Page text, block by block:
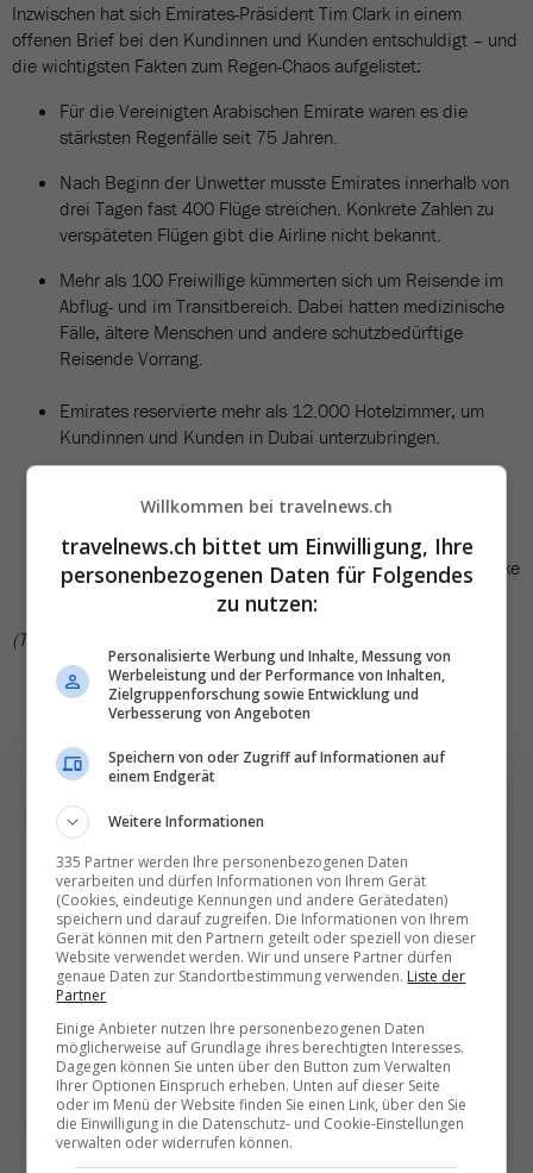
Inzwischen hat sich Emirates-Präsident Tim Clark in einem
offenen Brief bei den Kundinnen und Kunden entschuldigt – und
die wichtigsten Fakten zum Regen-Chaos aufgelistet:
Für die Vereinigten Arabischen Emirate waren es die
stärksten Regenfälle seit 75 Jahren.
Nach Beginn der Unwetter musste Emirates innerhalb von
drei Tagen fast 400 Flüge streichen. Konkrete Zahlen zu
verspäteten Flügen gibt die Airline nicht bekannt.
Mehr als 100 Freiwillige kümmerten sich um Reisende im
Abflug- und im Transitbereich. Dabei hatten medizinische
Fälle, ältere Menschen und andere schutzbedürftige
Reisende Vorrang.
Emirates reservierte mehr als 12.000 Hotelzimmer, um
Kundinnen und Kunden in Dubai unterzubringen.
Emirates hat ein Team zusammengestellt, das sich darum
kümmert, dass rund 30'000 zurückgelassene Gepäckstücke
wieder zu ihren Eigentümern kommen.
(TN)
Die wichtigsten und
besten News direkt in
Ihr E‑Mail-Postfach
Täglich oder wöchentlich, mit mehr Insights oder
NEWSLETTER ENTDECKEN
Willkommen bei travelnews.ch
travelnews.ch bittet um Einwilligung, Ihre
personenbezogenen Daten für Folgendes
zu nutzen:
Personalisierte Werbung und Inhalte, Messung von
Werbeleistung und der Performance von Inhalten,
Zielgruppenforschung sowie Entwicklung und
Verbesserung von Angeboten
Speichern von oder Zugriff auf Informationen auf
einem Endgerät
Weitere Informationen
335 Partner werden Ihre personenbezogenen Daten
verarbeiten und dürfen Informationen von Ihrem Gerät
(Cookies, eindeutige Kennungen und andere Gerätedaten)
speichern und darauf zugreifen. Die Informationen von Ihrem
Gerät können mit den Partnern geteilt oder speziell von dieser
Website verwendet werden. Wir und unsere Partner dürfen
genaue Daten zur Standortbestimmung verwenden. Liste der
Partner
Einige Anbieter nutzen Ihre personenbezogenen Daten
möglicherweise auf Grundlage ihres berechtigten Interesses.
Dagegen können Sie unten über den Button zum Verwalten
Ihrer Optionen Einspruch erheben. Unten auf dieser Seite
oder im Menü der Website finden Sie einen Link, über den Sie
die Einwilligung in die Datenschutz- und Cookie-Einstellungen
verwalten oder widerrufen können.